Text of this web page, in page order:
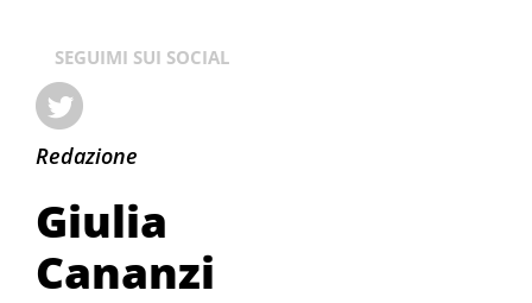
SEGUIMI SUI SOCIAL
Giulia Cananzi
Redazione
Giulia
Cananzi